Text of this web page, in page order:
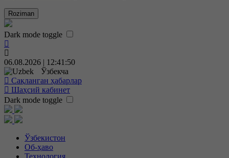
Roziman
Dark mode toggle
06.08.2026 | 12:41:51
Ўзбекча
Сақланган ҳабарлар
Шаҳсий кабинет
Dark mode toggle
Ўзбекистон
Об-ҳаво
Технология